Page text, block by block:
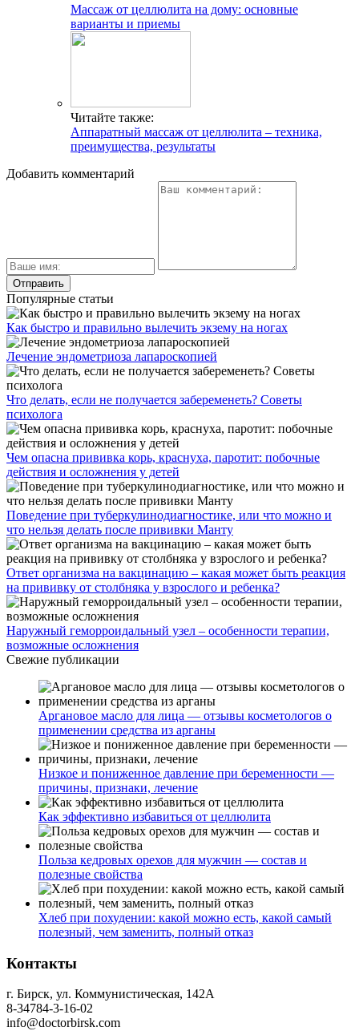
Массаж от целлюлита на дому: основные
варианты и приемы
Читайте также:
Аппаратный массаж от целлюлита – техника,
преимущества, результаты
Добавить комментарий
Популярные статьи
Как быстро и правильно вылечить экзему на ногах
Лечение эндометриоза лапароскопией
Что делать, если не получается забеременеть? Советы
психолога
Чем опасна прививка корь, краснуха, паротит: побочные
действия и осложнения у детей
Поведение при туберкулинодиагностике, или что можно и
что нельзя делать после прививки Манту
Ответ организма на вакцинацию – какая может быть реакция
на прививку от столбняка у взрослого и ребенка?
Наружный геморроидальный узел – особенности терапии,
возможные осложнения
Свежие публикации
Аргановое масло для лица — отзывы косметологов о
применении средства из арганы
Низкое и пониженное давление при беременности —
причины, признаки, лечение
Как эффективно избавиться от целлюлита
Польза кедровых орехов для мужчин — состав и
полезные свойства
Хлеб при похудении: какой можно есть, какой самый
полезный, чем заменить, полный отказ
Контакты
г. Бирск, ул. Коммунистическая, 142А
8-34784-3-16-02
info@doctorbirsk.com